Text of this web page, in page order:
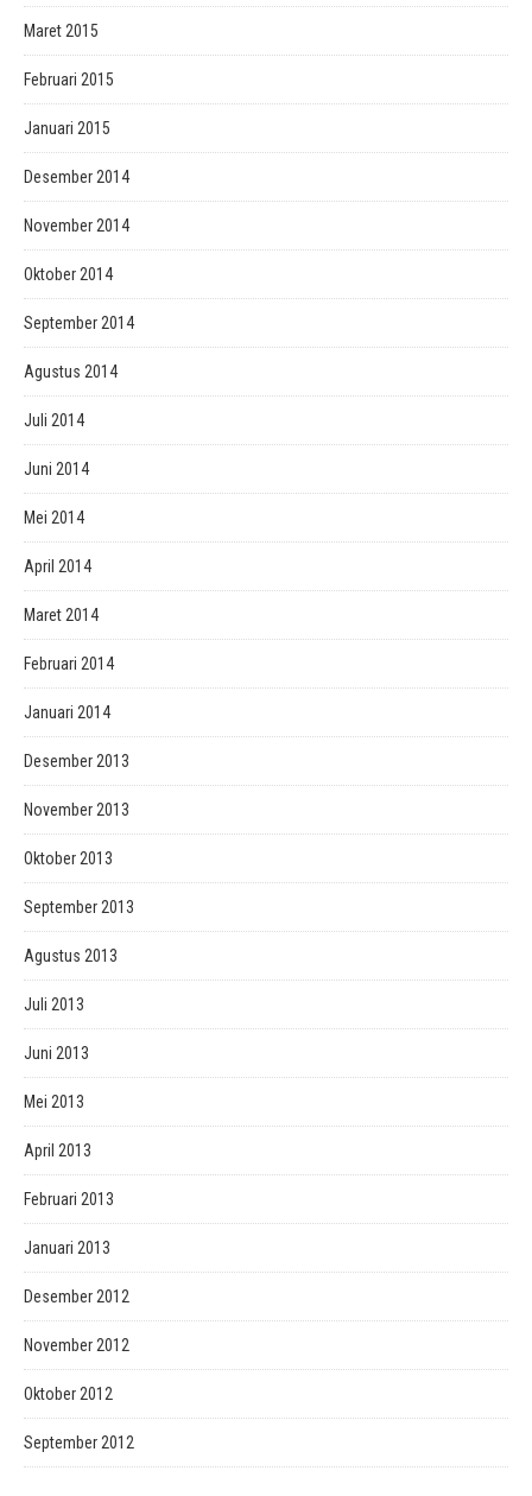
Maret 2015
Februari 2015
Januari 2015
Desember 2014
November 2014
Oktober 2014
September 2014
Agustus 2014
Juli 2014
Juni 2014
Mei 2014
April 2014
Maret 2014
Februari 2014
Januari 2014
Desember 2013
November 2013
Oktober 2013
September 2013
Agustus 2013
Juli 2013
Juni 2013
Mei 2013
April 2013
Februari 2013
Januari 2013
Desember 2012
November 2012
Oktober 2012
September 2012